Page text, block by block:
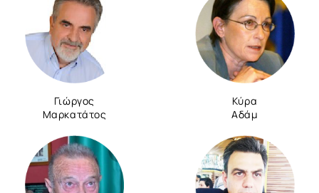
Γιώργος
Μαρκατάτος
Κύρα
Αδάμ